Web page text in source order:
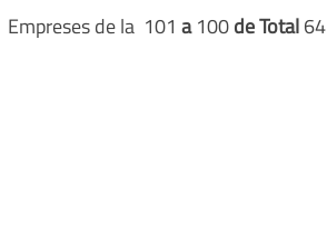
Empreses de la 101a100de Total64